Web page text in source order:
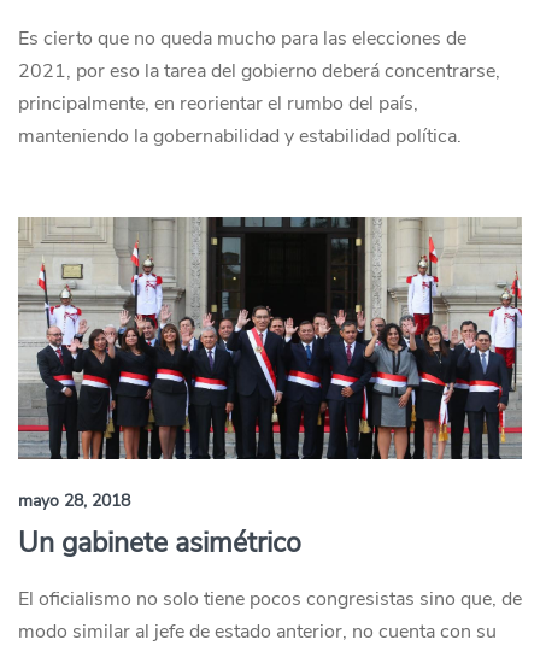
Es cierto que no queda mucho para las elecciones de
2021, por eso la tarea del gobierno deberá concentrarse,
principalmente, en reorientar el rumbo del país,
manteniendo la gobernabilidad y estabilidad política.
mayo 28, 2018
Un gabinete asimétrico
El oficialismo no solo tiene pocos congresistas sino que, de
modo similar al jefe de estado anterior, no cuenta con su